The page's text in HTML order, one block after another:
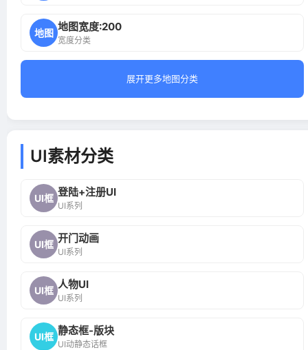
地图 地图宽度:200
宽度分类
展开更多地图分类
UI素材分类
UI框 登陆+注册UI
UI系列
UI框 开门动画
UI系列
UI框 人物UI
UI系列
UI框 静态框-版块
UI动静态话框